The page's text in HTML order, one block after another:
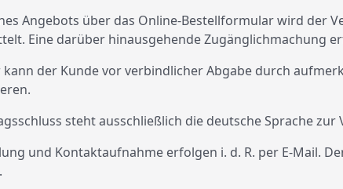
Angebots über das Online-Bestellformular wird der
Eine darüber hinausgehende Zugänglichmachung
kann der Kunde vor verbindlicher Abgabe durch
steht ausschließlich die deutsche Sprache zur
und Kontaktaufnahme erfolgen i. d. R. per E-Mail.